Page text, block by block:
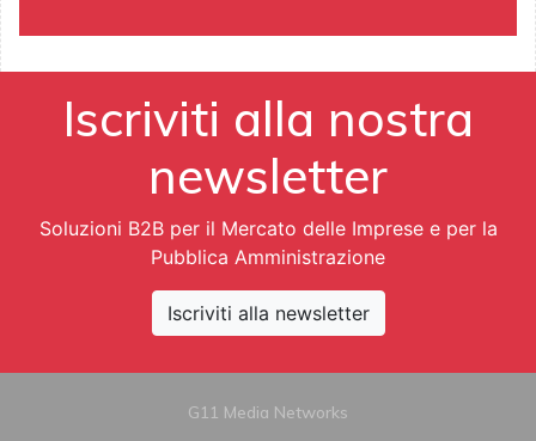
Iscriviti alla nostra
newsletter
Soluzioni B2B per il Mercato delle Imprese e per la
Pubblica Amministrazione
Iscriviti alla newsletter
G11 Media Networks